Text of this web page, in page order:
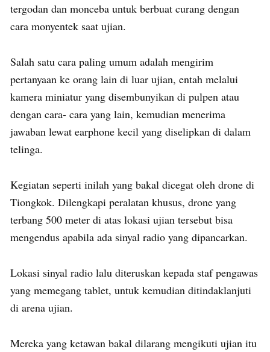
tergodan dan monceba untuk berbuat curang dengan
cara monyentek saat ujian.
Salah satu cara paling umum adalah mengirim
pertanyaan ke orang lain di luar ujian, entah melalui
kamera miniatur yang disembunyikan di pulpen atau
dengan cara- cara yang lain, kemudian menerima
jawaban lewat earphone kecil yang diselipkan di dalam
telinga.
Kegiatan seperti inilah yang bakal dicegat oleh drone di
Tiongkok. Dilengkapi peralatan khusus, drone yang
terbang 500 meter di atas lokasi ujian tersebut bisa
mengendus apabila ada sinyal radio yang dipancarkan.
Lokasi sinyal radio lalu diteruskan kepada staf pengawas
yang memegang tablet, untuk kemudian ditindaklanjuti
di arena ujian.
Mereka yang ketawan bakal dilarang mengikuti ujian itu